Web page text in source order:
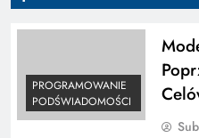
PROGRAMOWANIE
PODŚWIADOMOŚCI